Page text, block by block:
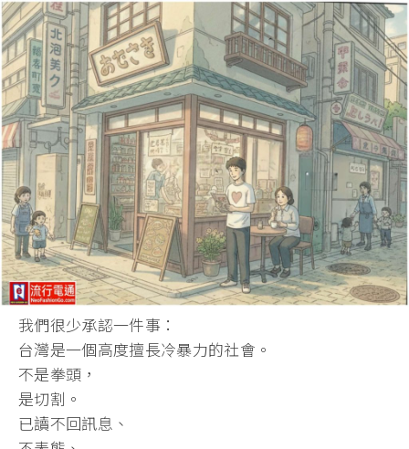
我們很少承認一件事：
台灣是一個高度擅長冷暴力的社會。
不是拳頭，
是切割。
已讀不回訊息、